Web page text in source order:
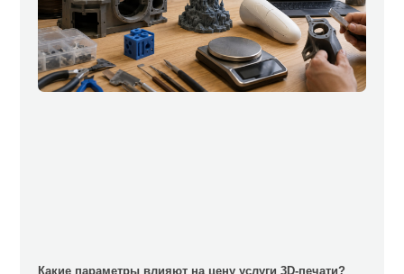
Какие параметры влияют на цену услуги 3D-печати?